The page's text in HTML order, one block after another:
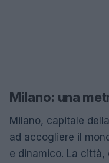
Milano: una
Milano, capitale
ad accogliere il
e dinamico. La